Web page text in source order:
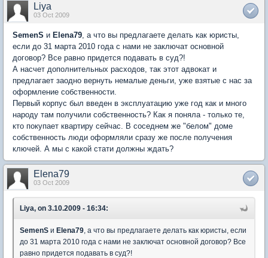
Liya
03 Oct 2009
SemenS и Elena79 , а что вы предлагаете делать как юристы,
если до 31 марта 2010 года с нами не заключат основной
договор? Все равно придется подавать в суд?!
А насчет дополнительных расходов, так этот адвокат и
предлагает заодно вернуть немалые деньги, уже взятые с нас за
оформление собственности.
Первый корпус был введен в эксплуатацию уже год как и много
народу там получили собственность? Как я поняла - только те,
кто покупает квартиру сейчас. В соседнем же "белом" доме
собственность люди оформляли сразу же после получения
ключей. А мы с какой стати должны ждать?
Elena79
03 Oct 2009
Liya, on 3.10.2009 - 16:34:
SemenS и Elena79 , а что вы предлагаете делать как юристы, если
до 31 марта 2010 года с нами не заключат основной договор? Все
равно придется подавать в суд?!